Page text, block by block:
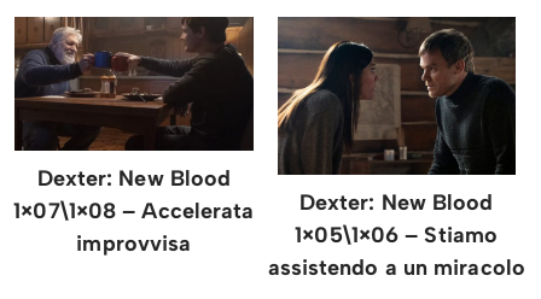
Dexter: New Blood
1×07\1×08 – Accelerata
improvvisa
Dexter: New Blood
1×05\1×06 – Stiamo
assistendo a un miracolo